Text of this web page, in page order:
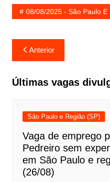
08/08/2025 - São Paulo E
Navegação
de
Post
Anterior
Últimas vagas
São Paulo e Região (SP)
Vaga de emprego
Pedreiro sem
em São Paulo e
(26/08)